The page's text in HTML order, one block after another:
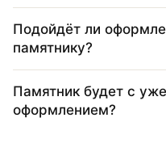
Подойдёт ли
памятнику?
Памятник будет с
оформлением?